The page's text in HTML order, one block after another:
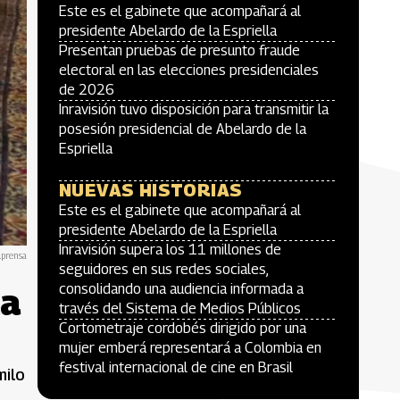
Este es el gabinete que acompañará al
presidente Abelardo de la Espriella
Presentan pruebas de presunto fraude
electoral en las elecciones presidenciales
de 2026
Inravisión tuvo disposición para transmitir la
posesión presidencial de Abelardo de la
Espriella
NUEVAS HISTORIAS
Este es el gabinete que acompañará al
presidente Abelardo de la Espriella
Inravisión supera los 11 millones de
seguidores en sus redes sociales,
consolidando una audiencia informada a
través del Sistema de Medios Públicos
Cortometraje cordobés dirigido por una
mujer emberá representará a Colombia en
festival internacional de cine en Brasil